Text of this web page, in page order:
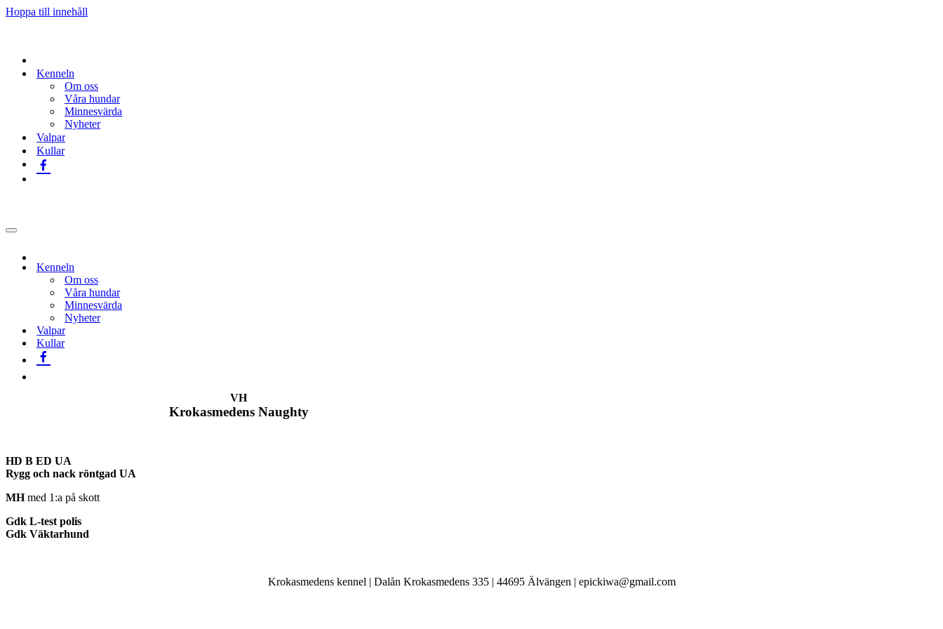
Hoppa till innehåll
Kenneln
Om oss
Våra hundar
Minnesvärda
Nyheter
Valpar
Kullar
Navigeringsmeny
Kenneln
Om oss
Våra hundar
Minnesvärda
Nyheter
Valpar
Kullar
VH
Krokasmedens Naughty
HD B ED UA
Rygg och nack röntgad UA
MHmed 1:a på skott
Gdk L-test polis
Gdk Väktarhund
Krokasmedens kennel | Dalån Krokasmedens 335 | 44695 Älvängen | epickiwa@gmail.com